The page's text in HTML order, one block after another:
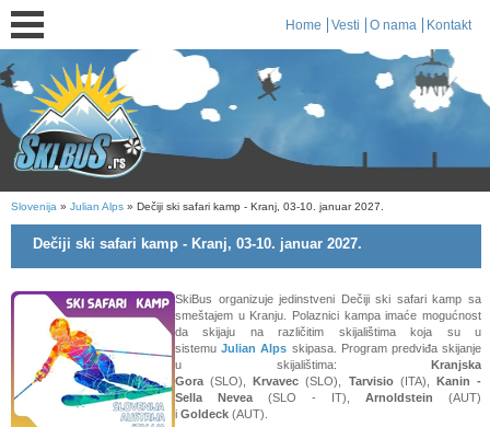
Home Vesti O nama Kontakt
Slovenija » Julian Alps » Dečiji ski safari kamp - Kranj, 03-10. januar 2027.
Dečiji ski safari kamp - Kranj, 03-10. januar 2027.
SkiBus organizuje jedinstveni Dečiji ski safari kamp sa
smeštajem u Kranju. Polaznici kampa imaće mogućnost
da skijaju na različitim skijalištima koja su u
sistemuJulian Alps skipasa. Program predviđa skijanje
u skijalištima:Kranjska
Gora (SLO),Krvavec (SLO), Tarvisio(ITA), Kanin -
Sella Nevea (SLO - IT),Arnoldstein (AUT)
i Goldeck (AUT)